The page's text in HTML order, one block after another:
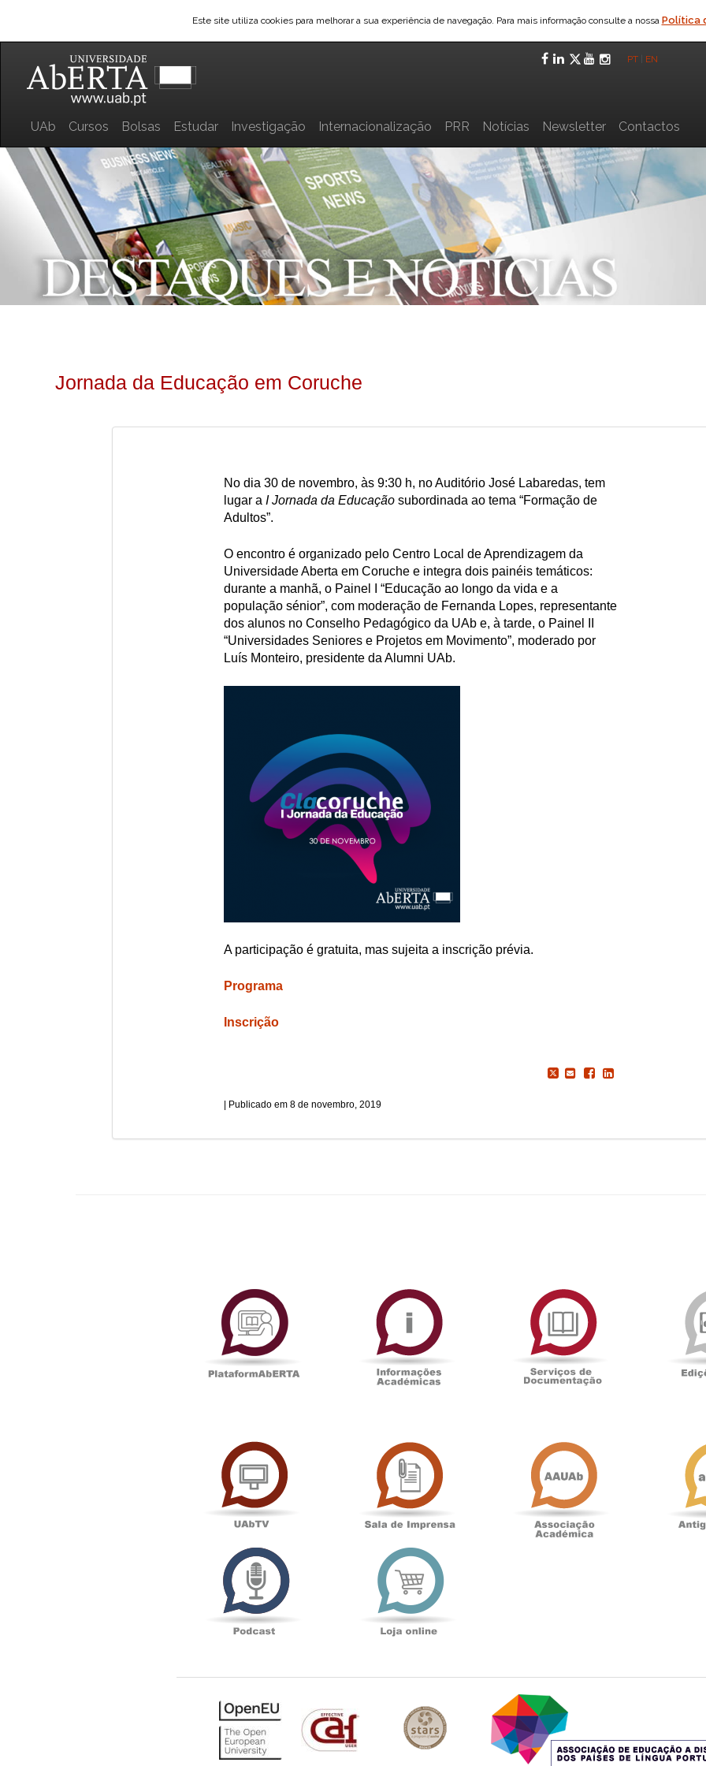
Este site utiliza cookies para melhorar a sua experiência de navegação. Para mais informação consulte a nossa Política
Facebook
LinkedIn
Twitter
YouTube
PT EN
UAb Cursos Bolsas Estudar Investigação Internacionalização PRR Notícias Newsletter Contactos
Jornada da Educação em Coruche
No dia 30 de novembro, às 9:30 h, no Auditório José Labaredas, tem
lugar a I Jornada da Educaçãosubordinada ao tema “Formação de
Adultos”.
O encontro é organizado pelo Centro Local de Aprendizagem da
Universidade Aberta em Coruchee integra dois painéis temáticos:
durante a manhã, o Painel I “Educação ao longo da vida e a
população sénior”, com moderação de Fernanda Lopes, representante
dos alunos no Conselho Pedagógico da UAb e, à tarde, o Painel II
“Universidades Seniores e Projetos em Movimento”, moderado por
Luís Monteiro, presidente da Alumni UAb.
A participação é gratuita, mas sujeita a inscrição prévia.
Programa
Inscrição
8 de novembro, 2019
PlataformAberta
Académicas